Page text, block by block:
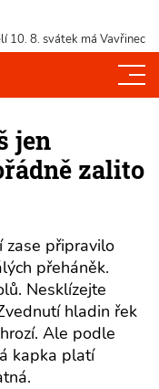
10. 8. svátek má Vavřinec
jen
zalito
zase připravilo
přeháněk.
Nesklízejte
hladin řek
Ale podle
kapka platí